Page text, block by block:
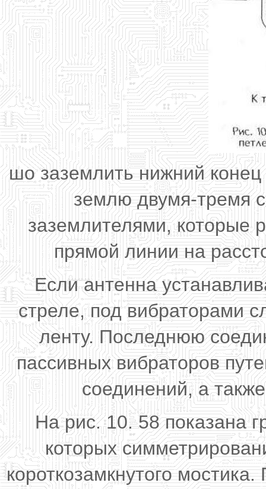
шо заземлить нижний
землю двумя-тремя
заземлителями, которые
прямой линии на
Если антенна
стреле, под вибраторами
ленту. Последнюю
пассивных вибраторов
соединений, а
На рис. 10. 58 показана
которых
короткозамкнутого